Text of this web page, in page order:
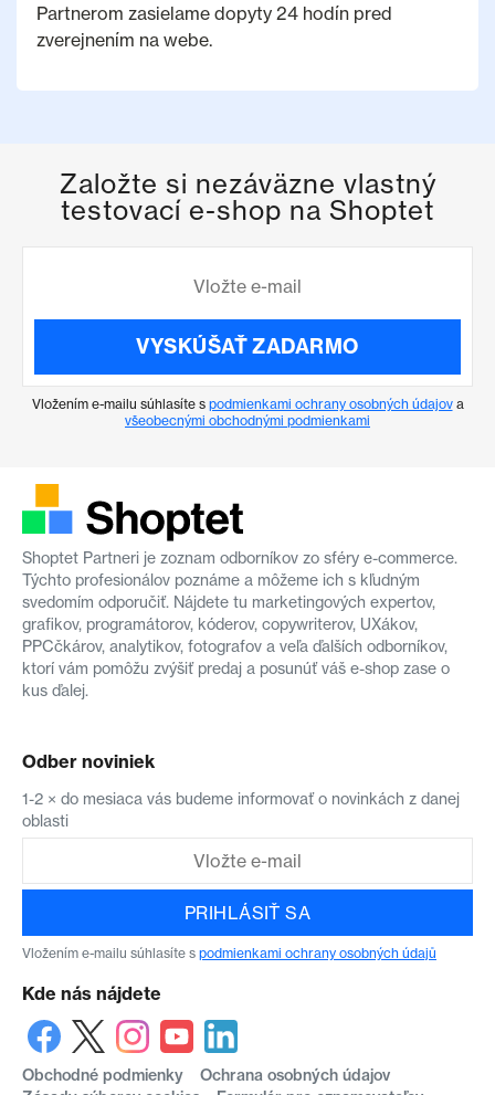
Partnerom zasielame dopyty 24 hodín pred
zverejnením na webe.
Založte si nezáväzne vlastný
testovací e-shop na Shoptet
VYSKÚŠAŤ ZADARMO
Vložením e-mailu súhlasíte s podmienkami ochrany osobných údajova
všeobecnými obchodnými podmienkami
Shoptet Partneri je zoznam odborníkov zo sféry e-commerce.
Týchto profesionálov poznáme a môžeme ich s kľudným
svedomím odporučiť. Nájdete tu marketingových expertov,
grafikov, programátorov, kóderov, copywriterov, UXákov,
PPCčkárov, analytikov, fotografov a veľa ďalších odborníkov,
ktorí vám pomôžu zvýšiť predaj a posunúť váš e-shop zase o
kus ďalej.
Odber noviniek
1-2 × do mesiaca vás budeme informovať o novinkách z danej
oblasti
PRIHLÁSIŤ SA
Vložením e-mailu súhlasíte s podmienkami ochrany osobných údajů
Kde nás nájdete
Obchodné podmienky
Ochrana osobných údajov